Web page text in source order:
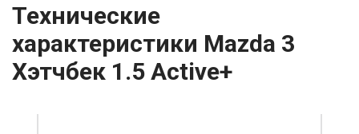
Технические
характеристики Mazda 3
Хэтчбек 1.5 Active+